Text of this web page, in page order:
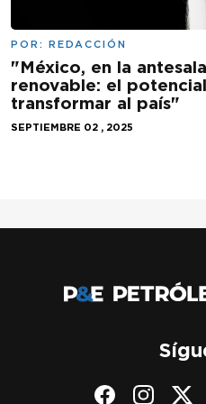
POR: REDACCIÓN
"México, en la
renovable: el
transformar al país"
SEPTIEMBRE 02 , 2025